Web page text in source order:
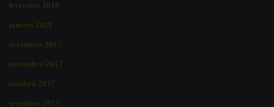
fevereiro 2018
janeiro 2018
dezembro 2017
novembro 2017
outubro 2017
setembro 2017